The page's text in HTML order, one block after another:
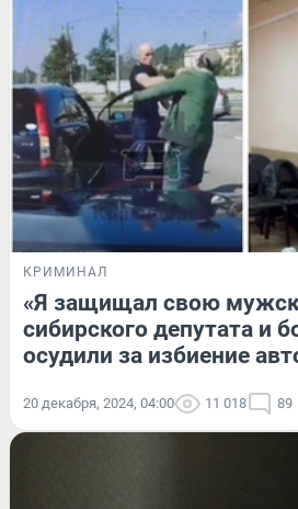
КРИМИНАЛ
«Я защищал свою
сибирского депутата и
осудили за избиение
20 декабря, 2024, 04:00 11 018 89